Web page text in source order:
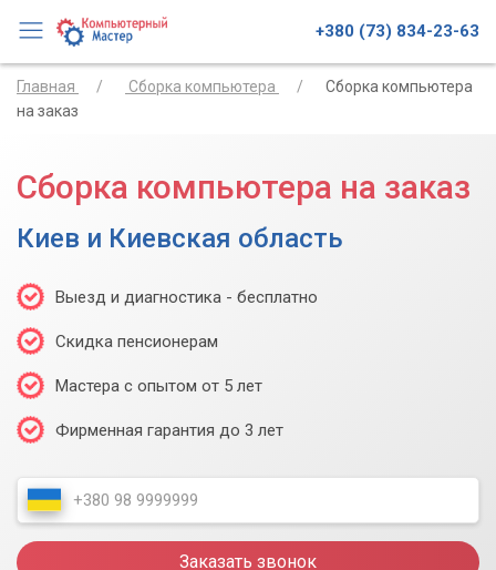
+380 (73) 834-23-63
Главная Сборка компьютера
Сборка компьютера
на заказ
Сборка компьютера на заказ
Киев и Киевская область
Выезд и диагностика - бесплатно
Скидка пенсионерам
Мастера с опытом от 5 лет
Фирменная гарантия до 3 лет
Заказать звонок